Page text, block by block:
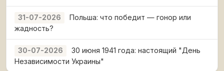
31-07-2026
Польша: что победит — гонор или
жадность?
30-07-2026
30 июня 1941 года: настоящий "День
Независимости Украины"